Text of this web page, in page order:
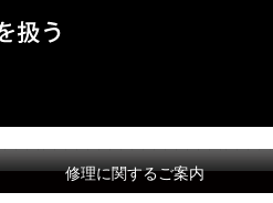
修理に関するご案内